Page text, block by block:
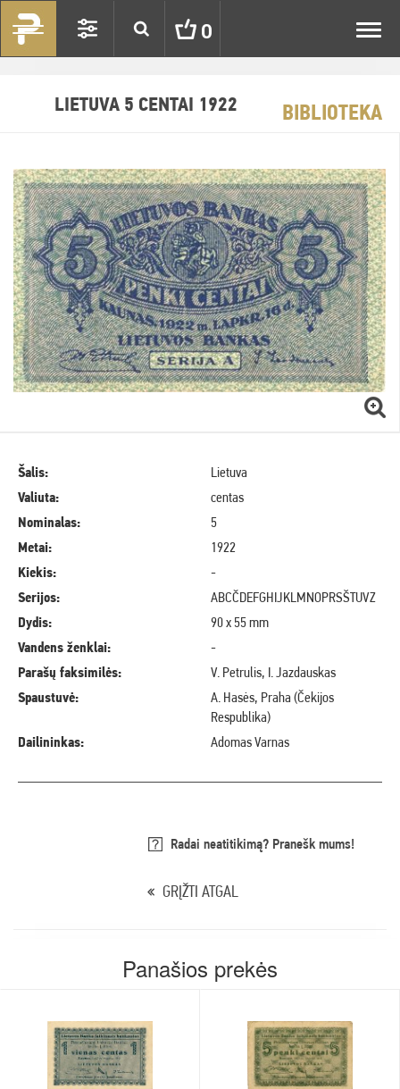
0
LIETUVA 5 CENTAI 1922 BIBLIOTEKA
Šalis:
Lietuva
Valiuta:
centas
Nominalas:
5
Metai:
1922
Kiekis:
-
Serijos:
ABCČDEFGHIJKLMNOPRSŠTUVZ
Dydis:
90 x 55 mm
Vandens ženklai:
-
Parašų faksimilės:
V. Petrulis, I. Jazdauskas
Spaustuvė:
A. Hasės, Praha (Čekijos
Respublika)
Dailininkas:
Adomas Varnas
Radai neatitikimą? Pranešk mums!
GRĮŽTI ATGAL
Panašios prekės